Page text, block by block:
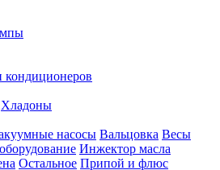
кондиционеров
Хладоны
насосы Вальцовка Весы
Инжектор масла
Остальное Припой и флюс